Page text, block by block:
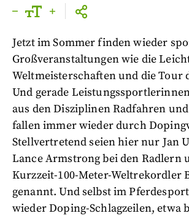
Jetzt im Sommer finden wieder
Großveranstaltungen wie die
Weltmeisterschaften und die Tour
Und gerade
aus den Disziplinen Radfahren
fallen immer wieder durch
Stellvertretend seien hier nur Jan
Lance Armstrong bei den Radlern
Kurzzeit-100-Meter-Weltrekordler
genannt. Und selbst im
wieder Doping-Schlagzeilen, etwa